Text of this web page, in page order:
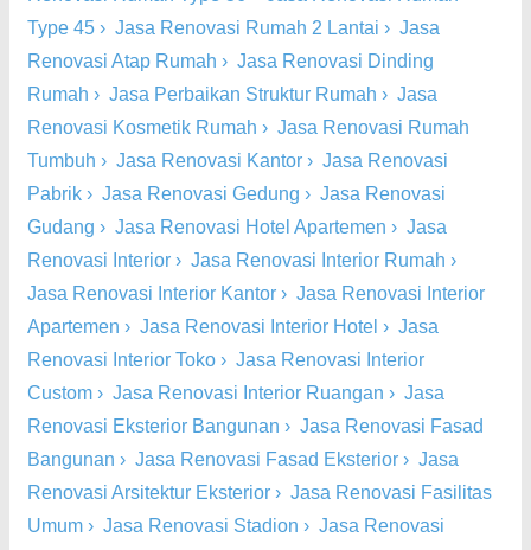
Type 45 › Jasa Renovasi Rumah 2 Lantai › Jasa
Renovasi Atap Rumah › Jasa Renovasi Dinding
Rumah › Jasa Perbaikan Struktur Rumah › Jasa
Renovasi Kosmetik Rumah › Jasa Renovasi Rumah
Tumbuh › Jasa Renovasi Kantor › Jasa Renovasi
Pabrik › Jasa Renovasi Gedung › Jasa Renovasi
Gudang › Jasa Renovasi Hotel Apartemen › Jasa
Renovasi Interior › Jasa Renovasi Interior Rumah ›
Jasa Renovasi Interior Kantor › Jasa Renovasi Interior
Apartemen › Jasa Renovasi Interior Hotel › Jasa
Renovasi Interior Toko › Jasa Renovasi Interior
Custom › Jasa Renovasi Interior Ruangan › Jasa
Renovasi Eksterior Bangunan › Jasa Renovasi Fasad
Bangunan › Jasa Renovasi Fasad Eksterior › Jasa
Renovasi Arsitektur Eksterior › Jasa Renovasi Fasilitas
Umum › Jasa Renovasi Stadion › Jasa Renovasi